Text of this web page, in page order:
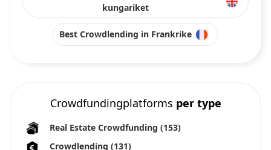
kungariket
Best Crowdlending in Frankrike
Crowdfundingplatforms per type
Real Estate Crowdfunding (153)
Crowdlending (131)